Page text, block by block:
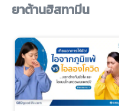
ยาต้านฮิสทามีน